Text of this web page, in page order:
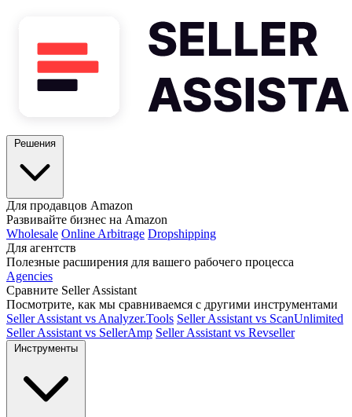
Для продавцов Amazon
Развивайте бизнес на Amazon
Wholesale Online Arbitrage Dropshipping
Для агентств
Полезные расширения для вашего рабочего процесса
Agencies
Сравните Seller Assistant
Посмотрите, как мы сравниваемся с другими инструментами
Seller Assistant vs Analyzer.Tools Seller Assistant vs ScanUnlimited
Seller Assistant vs SellerAmp Seller Assistant vs Revseller